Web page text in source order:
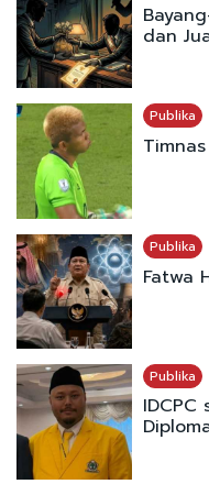
dan
Publika
Publika
Fatwa
Publika